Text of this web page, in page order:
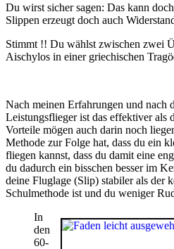
Du wirst sicher sagen: Das kann
Slippen erzeugt doch auch
Stimmt !! Du wählst zwischen zwei
Aischylos in einer griechischen
Nach meinen Erfahrungen und nach
Leistungsflieger ist das effektiver als
Vorteile mögen auch darin noch
Methode zur Folge hat, dass du ein
fliegen kannst, dass du damit eine
du dadurch ein bisschen besser im
deine Fluglage (Slip) stabiler als der
Schulmethode ist und du weniger
In
den
60-